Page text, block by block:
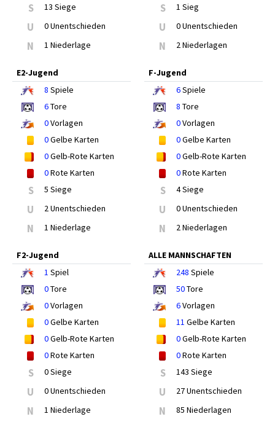
S 13 Siege
U 0 Unentschieden
N 1 Niederlage
S 1 Sieg
U 0 Unentschieden
N 2 Niederlagen
E2-Jugend
8 Spiele
6Tore
0Vorlagen
0Gelbe Karten
0Gelb-Rote Karten
0Rote Karten
S 5 Siege
U 2 Unentschieden
N 1 Niederlage
F-Jugend
6Spiele
8 Tore
0Vorlagen
0Gelbe Karten
0Gelb-Rote Karten
0Rote Karten
S 4 Siege
U 0 Unentschieden
N 2 Niederlagen
F2-Jugend
1 Spiel
0Tore
0Vorlagen
0Gelbe Karten
0Gelb-Rote Karten
0Rote Karten
S 0 Siege
U 0 Unentschieden
N 1 Niederlage
ALLE MANNSCHAFTEN
248 Spiele
50Tore
6Vorlagen
11 Gelbe Karten
0Gelb-Rote Karten
0Rote Karten
S 143 Siege
U 27 Unentschieden
N 85 Niederlagen